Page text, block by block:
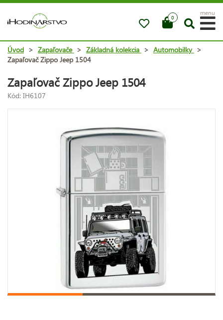
0
menu
Úvod > Zapaľovače > Základná kolekcia > Automobilky >
Zapaľovač Zippo Jeep 1504
Zapaľovač Zippo Jeep 1504
Kód: IH6107